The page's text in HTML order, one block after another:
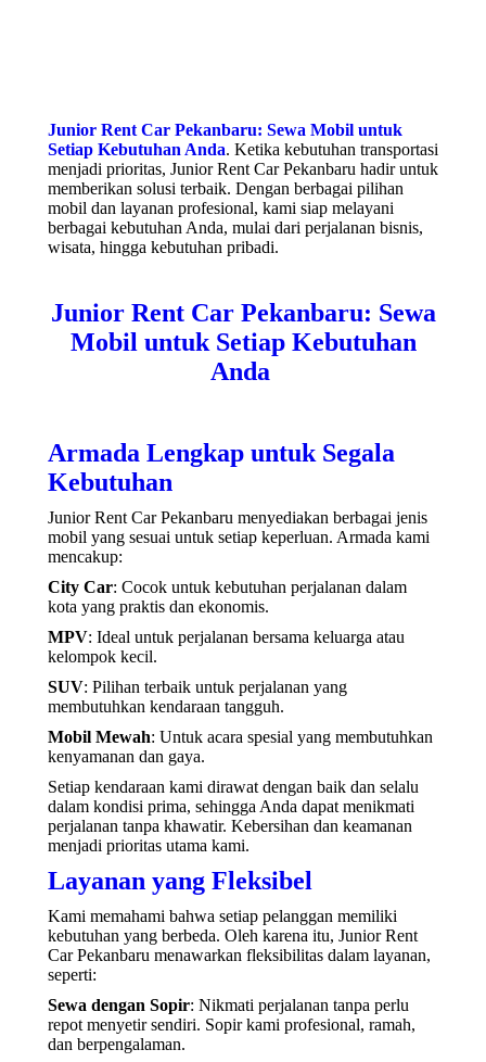
Junior Rent Car Pekanbaru: Sewa Mobil untuk
Setiap Kebutuhan Anda. Ketika kebutuhan transportasi
menjadi prioritas, Junior Rent Car Pekanbaru hadir untuk
memberikan solusi terbaik. Dengan berbagai pilihan
mobil dan layanan profesional, kami siap melayani
berbagai kebutuhan Anda, mulai dari perjalanan bisnis,
wisata, hingga kebutuhan pribadi.
Junior Rent Car Pekanbaru: Sewa
Mobil untuk Setiap Kebutuhan
Anda
Armada Lengkap untuk Segala
Kebutuhan
Junior Rent Car Pekanbaru menyediakan berbagai jenis
mobil yang sesuai untuk setiap keperluan. Armada kami
mencakup:
City Car: Cocok untuk kebutuhan perjalanan dalam
kota yang praktis dan ekonomis.
MPV: Ideal untuk perjalanan bersama keluarga atau
kelompok kecil.
SUV: Pilihan terbaik untuk perjalanan yang
membutuhkan kendaraan tangguh.
Mobil Mewah: Untuk acara spesial yang membutuhkan
kenyamanan dan gaya.
Setiap kendaraan kami dirawat dengan baik dan selalu
dalam kondisi prima, sehingga Anda dapat menikmati
perjalanan tanpa khawatir. Kebersihan dan keamanan
menjadi prioritas utama kami.
Layanan yang Fleksibel
Kami memahami bahwa setiap pelanggan memiliki
kebutuhan yang berbeda. Oleh karena itu, Junior Rent
Car Pekanbaru menawarkan fleksibilitas dalam layanan,
seperti:
Sewa dengan Sopir: Nikmati perjalanan tanpa perlu
repot menyetir sendiri. Sopir kami profesional, ramah,
dan berpengalaman.